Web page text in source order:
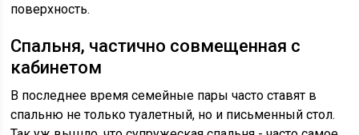
поверхность.
Спальня, частично совмещенная с
кабинетом
В последнее время семейные пары часто ставят в
спальню не только туалетный, но и письменный стол.